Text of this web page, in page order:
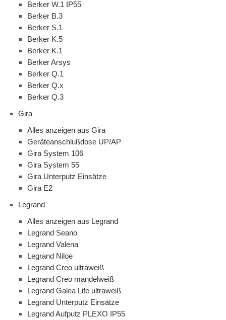
Berker W.1 IP55
Berker B.3
Berker S.1
Berker K.5
Berker K.1
Berker Arsys
Berker Q.1
Berker Q.x
Berker Q.3
Gira
Alles anzeigen aus Gira
Geräteanschlußdose UP/AP
Gira System 106
Gira System 55
Gira Unterputz Einsätze
Gira E2
Legrand
Alles anzeigen aus Legrand
Legrand Seano
Legrand Valena
Legrand Niloe
Legrand Creo ultraweiß
Legrand Creo mandelweiß
Legrand Galea Life ultraweiß
Legrand Unterputz Einsätze
Legrand Aufputz PLEXO IP55